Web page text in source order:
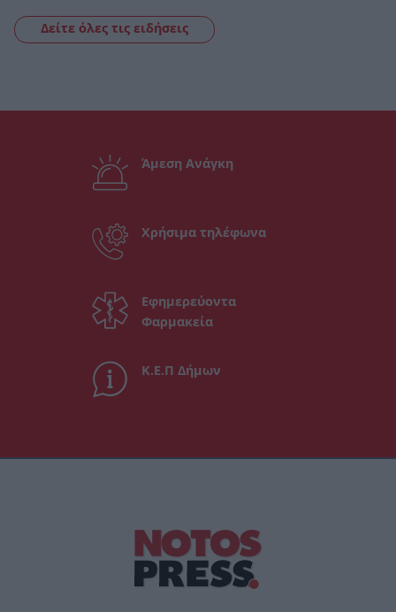
Δείτε όλες τις ειδήσεις
Άμεση Ανάγκη
Χρήσιμα τηλέφωνα
Εφημερεύοντα
Φαρμακεία
Κ.Ε.Π Δήμων